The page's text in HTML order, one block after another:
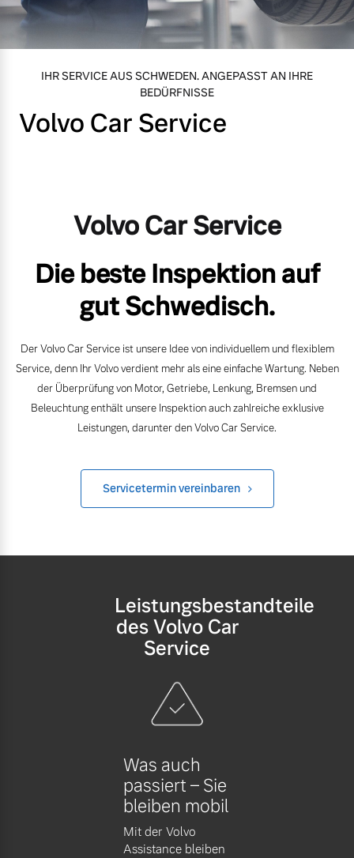
Mild-Hybrid
Editionsmodelle
Angebot anfragen
Fahrzeug konfigurieren
Sofort verfügbare Fahrzeuge
Mehr erfahren
Volvo Gebrauchtwagenbörse
Gebrauchtwagen
Service by Volvo
Vielzahl von Original
Volvo Winter- und
Sommer Kompletträder.
Bitte sprechen Sie uns
direkt an.
Entdecken Sie unsere
Mehr erfahren
Finanzierung & Leasing
Kontakt und Anfahrt
Unsere News & Events
IHR SERVICE AUS SCHWEDEN. ANGEPASST AN IHRE
BEDÜRFNISSE
Volvo Car Service
Volvo Car Service
Die beste Inspektion auf
gut Schwedisch.
Der Volvo Car Service ist unsere Idee von individuellem und flexiblem
Service, denn Ihr Volvo verdient mehr als eine einfache Wartung. Neben
der Überprüfung von Motor, Getriebe, Lenkung, Bremsen und
Beleuchtung enthält unsere Inspektion auch zahlreiche exklusive
Leistungen, darunter den Volvo Car Service.
Servicetermin vereinbaren
Leistungsbestandteile
des Volvo Car
Service
Was auch
passiert – Sie
bleiben mobil
Mit der Volvo
Assistance bleiben